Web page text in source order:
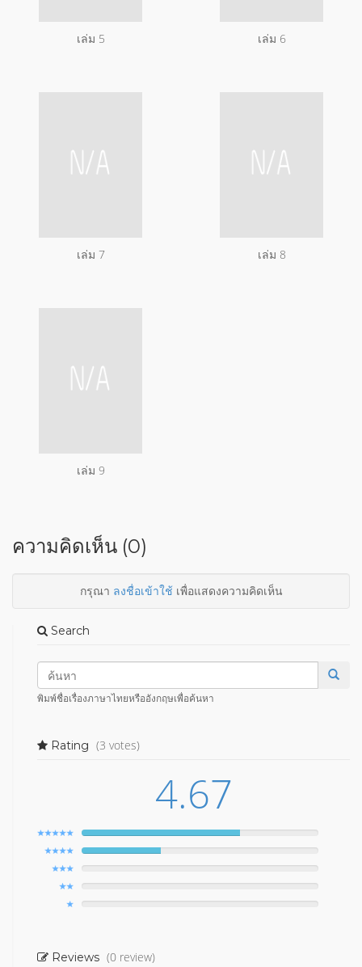
เล่ม 5 เล่ม 6
เล่ม 7 เล่ม 8
เล่ม 9
ความคิดเห็น (0)
กรุณา ลงชื่อเข้าใช้เพื่อแสดงความคิดเห็น
Search
พิมพ์ชื่อเรื่องภาษาไทยหรืออังกฤษเพื่อค้นหา
Rating (3 votes)
4.67
Reviews (0 review)